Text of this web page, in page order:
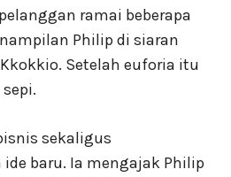
ramai beberapa
Philip di siaran
Setelah euforia itu
sekaligus
baru. Ia mengajak Philip